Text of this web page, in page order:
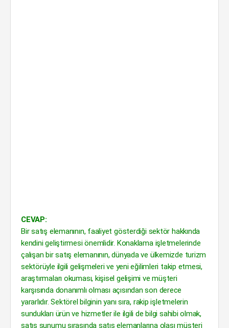
CEVAP:
Bir satış elemanının, faaliyet gösterdiği sektör hakkında
kendini geliştirmesi önemlidir. Konaklama işletmelerinde
çalışan bir satış elemanının, dünyada ve ülkemizde turizm
sektörüyle ilgili gelişmeleri ve yeni eğilimleri takip etmesi,
araştırmaları okuması, kişisel gelişimi ve müşteri
karşısında donanımlı olması açısından son derece
yararlıdır. Sektörel bilginin yanı sıra, rakip işletmelerin
sundukları ürün ve hizmetler ile ilgili de bilgi sahibi olmak,
satış sunumu sırasında satış elemanlarına olası müşteri